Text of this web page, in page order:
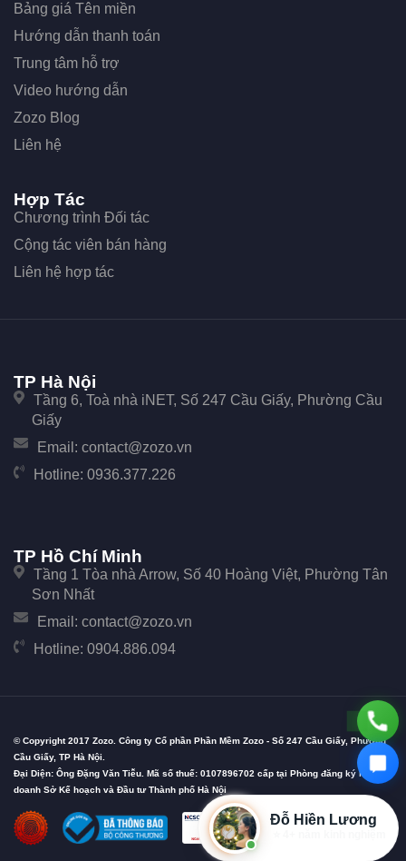
Bảng giá Tên miền
Hướng dẫn thanh toán
Trung tâm hỗ trợ
Video hướng dẫn
Zozo Blog
Liên hệ
Hợp Tác
Chương trình Đối tác
Cộng tác viên bán hàng
Liên hệ hợp tác
TP Hà Nội
Tầng 6, Toà nhà iNET, Số 247 Cầu Giấy, Phường Cầu
Giấy
Email: contact@zozo.vn
Hotline: 0936.377.226
TP Hồ Chí Minh
Tầng 1 Tòa nhà Arrow, Số 40 Hoàng Việt, Phường Tân
Sơn Nhất
Email: contact@zozo.vn
Hotline: 0904.886.094
© Copyright 2017 Zozo. Công ty Cổ phần Phần Mềm Zozo - Số 247 Cầu Giấy, Phường
Cầu Giấy, TP Hà Nội.
Đại Diện: Ông Đặng Văn Tiễu. Mã số thuế: 0107896702 cấp tại Phòng đăng ký kinh
doanh Sở Kế hoạch và Đầu tư Thành phố Hà Nội
Đỗ Hiền Lương